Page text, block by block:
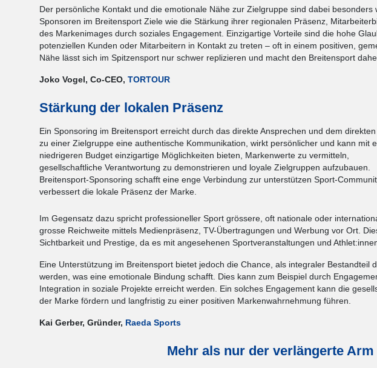
Der persönliche Kontakt und die emotionale Nähe zur Zielgruppe sind dabei besonders
Sponsoren im Breitensport Ziele wie die Stärkung ihrer regionalen Präsenz,
des Markenimages durch soziales Engagement. Einzigartige Vorteile sind die hohe
potenziellen Kunden oder Mitarbeitern in Kontakt zu treten – oft in einem positiven,
Nähe lässt sich im Spitzensport nur schwer replizieren und macht den Breitensport
Joko Vogel, Co-CEO, TORTOUR
Stärkung der lokalen Präsenz
Ein Sponsoring im Breitensport erreicht durch das direkte Ansprechen und dem
zu einer Zielgruppe eine authentische Kommunikation, wirkt persönlicher und kann mit
niedrigeren Budget einzigartige Möglichkeiten bieten, Markenwerte zu vermitteln,
gesellschaftliche Verantwortung zu demonstrieren und loyale Zielgruppen aufzubauen.
Breitensport-Sponsoring schafft eine enge Verbindung zur unterstützen Sport-
verbessert die lokale Präsenz der Marke.
Im Gegensatz dazu spricht professioneller Sport grössere, oft nationale oder
grosse Reichweite mittels Medienpräsenz, TV-Übertragungen und Werbung vor Ort.
Sichtbarkeit und Prestige, da es mit angesehenen Sportveranstaltungen und
Eine Unterstützung im Breitensport bietet jedoch die Chance, als integraler Bestandteil
werden, was eine emotionale Bindung schafft. Dies kann zum Beispiel durch
Integration in soziale Projekte erreicht werden. Ein solches Engagement kann die
der Marke fördern und langfristig zu einer positiven Markenwahrnehmung führen.
Kai Gerber, Gründer, Raeda Sports
Mehr als nur der verlängerte